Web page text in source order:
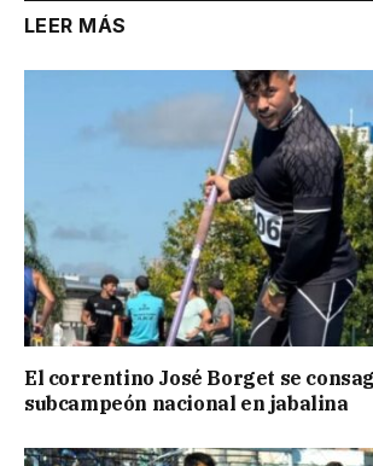
LEER MÁS
El correntino José Borget se
subcampeón nacional en jabalina